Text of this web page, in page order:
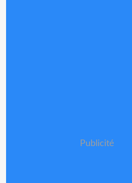
Publicité